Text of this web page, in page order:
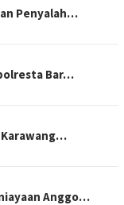
Penyalah…
Bar…
Karawang…
Anggo…